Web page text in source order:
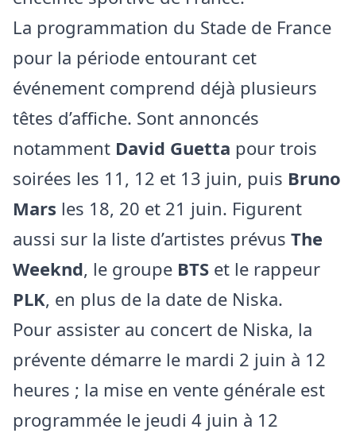
La programmation du Stade de France
pour la période entourant cet
événement comprend déjà plusieurs
têtes d’affiche. Sont annoncés
notamment David Guetta pour trois
soirées les 11, 12 et 13 juin, puis Bruno
Mars les 18, 20 et 21 juin. Figurent
aussi sur la liste d’artistes prévus The
Weeknd, le groupe BTS et le rappeur
PLK, en plus de la date de Niska.
Pour assister au concert de Niska, la
prévente démarre le mardi 2 juin à 12
heures ; la mise en vente générale est
programmée le jeudi 4 juin à 12